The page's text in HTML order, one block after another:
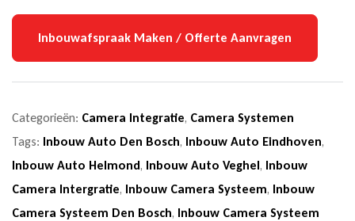
Inbouwafspraak Maken / Offerte Aanvragen
Categorieën: Camera Integratie, Camera Systemen
Tags: Inbouw Auto Den Bosch, Inbouw Auto Eindhoven,
Inbouw Auto Helmond, Inbouw Auto Veghel, Inbouw
Camera Intergratie, Inbouw Camera Systeem, Inbouw
Camera Systeem Den Bosch, Inbouw Camera Systeem